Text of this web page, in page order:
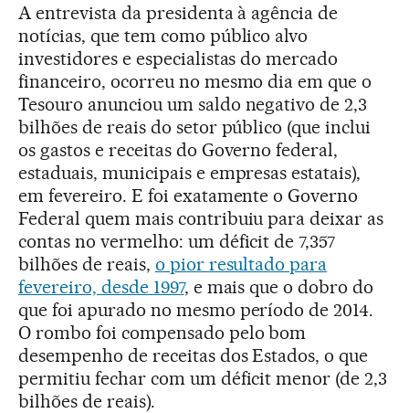
A entrevista da presidenta à agência de
notícias, que tem como público alvo
investidores e especialistas do mercado
financeiro, ocorreu no mesmo dia em que o
Tesouro anunciou um saldo negativo de 2,3
bilhões de reais do setor público (que inclui
os gastos e receitas do Governo federal,
estaduais, municipais e empresas estatais),
em fevereiro. E foi exatamente o Governo
Federal quem mais contribuiu para deixar as
contas no vermelho: um déficit de 7,357
bilhões de reais, o pior resultado para
fevereiro, desde 1997, e mais que o dobro do
que foi apurado no mesmo período de 2014.
O rombo foi compensado pelo bom
desempenho de receitas dos Estados, o que
permitiu fechar com um déficit menor (de 2,3
bilhões de reais).